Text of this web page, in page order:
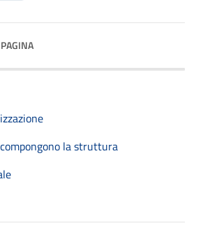
la struttura